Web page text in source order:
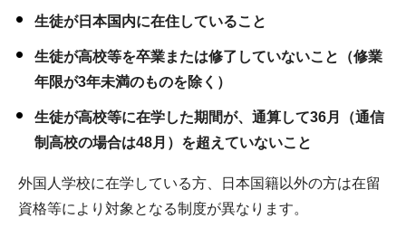
生徒が日本国内に在住していること
生徒が高校等を卒業または修了していないこと（修業
年限が3年未満のものを除く）
生徒が高校等に在学した期間が、通算して36月（通信
制高校の場合は48月）を超えていないこと
外国人学校に在学している方、日本国籍以外の方は在留
資格等により対象となる制度が異なります。